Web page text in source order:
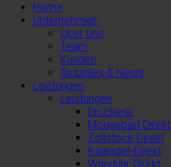
Home
Unternehmen
Über Uns
Team
Kunden
Aktuelles & News
Leistungen
Leistungen
Druckerei
Mousepad-Direkt
Zollstock-Direkt
Kalender-Direkt
Wanduhr-Direkt